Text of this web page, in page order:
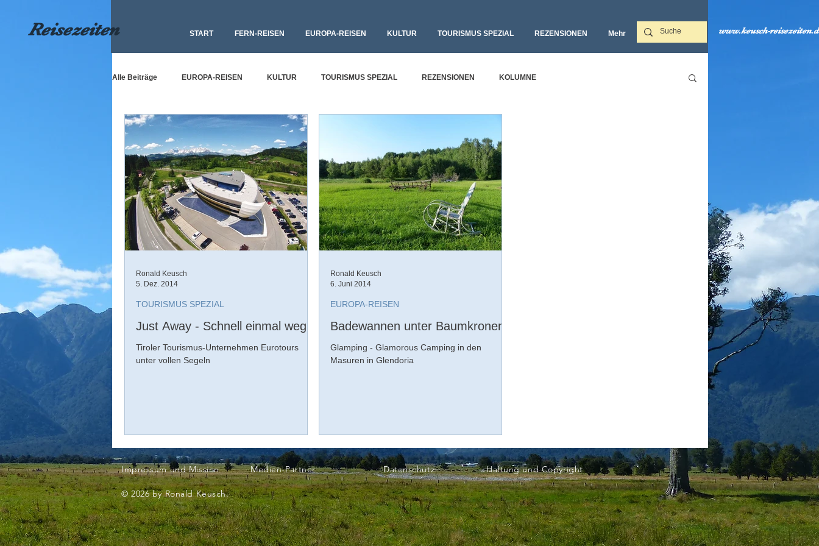
Reisezeiten START FERN-REISEN EUROPA-REISEN KULTUR TOURISMUS SPEZIAL REZENSIONEN Mehr‎ www.keusch-
Alle Beiträge EUROPA-REISEN KULTUR TOURISMUS SPEZIAL REZENSIONEN KOLUMNE
Just Away - Schnell einmal weg
Tiroler Tourismus-Unternehmen Eurotours
unter vollen Segeln
TOURISMUS SPEZIAL
Ronald Keusch
5. Dez. 2014
Badewannen unter Baumkronen
Glamping - Glamorous Camping in den
Masuren in Glendoria
EUROPA-REISEN
Ronald Keusch
6. Juni 2014
Impressum und Mission Medien-Partner Datenschutz Haftung und Copyright
© 2026 by Ronald Keusch.